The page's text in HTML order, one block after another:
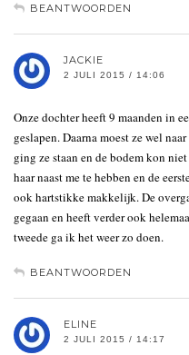
BEANTWOORDEN
JACKIE
2 JULI 2015 / 14:06
Onze dochter heeft 9 maanden in
geslapen. Daarna moest ze wel
ging ze staan en de bodem kon
haar naast me te hebben en de
ook hartstikke makkelijk. De
gegaan en heeft verder ook
tweede ga ik het weer zo doen.
BEANTWOORDEN
ELINE
2 JULI 2015 / 14:17